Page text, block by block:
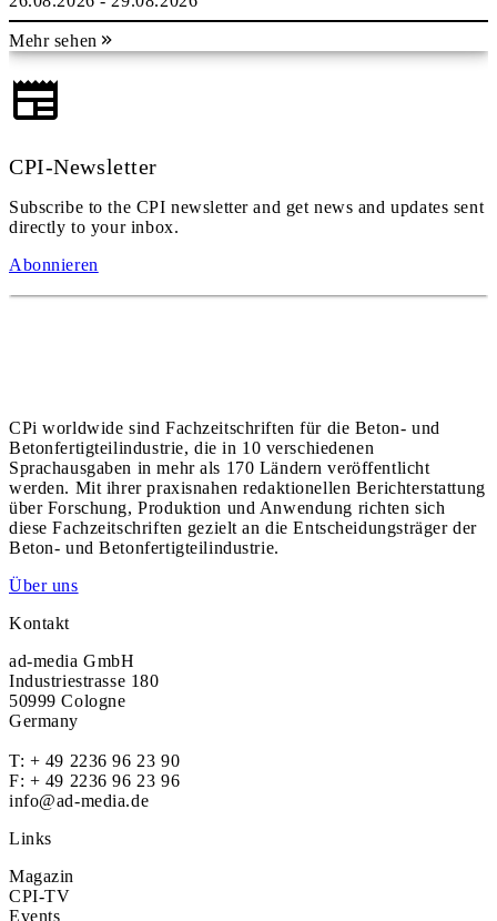
Mehr sehen
CPI-Newsletter
Subscribe to the CPI newsletter and get news and updates sent
directly to your inbox.
Abonnieren
CPi worldwide sind Fachzeitschriften für die Beton- und
Betonfertigteilindustrie, die in 10 verschiedenen
Sprachausgaben in mehr als 170 Ländern veröffentlicht
werden. Mit ihrer praxisnahen redaktionellen Berichterstattung
über Forschung, Produktion und Anwendung richten sich
diese Fachzeitschriften gezielt an die Entscheidungsträger der
Beton- und Betonfertigteilindustrie.
Über uns
Kontakt
ad-media GmbH
Industriestrasse 180
50999 Cologne
Germany
T: + 49 2236 96 23 90
F: + 49 2236 96 23 96
info@ad-media.de
Links
Magazin
CPI-TV
Events